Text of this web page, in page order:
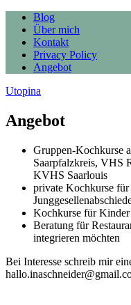
Blog
Über mich
Kontakt
Privacy Policy
Angebot
Utopina
Angebot
Gruppen-Kochkurse
Saarpfalzkreis, VHS
KVHS Saarlouis
private Kochkurse für
Kochkurse für
Beratung für
integrieren möchten
Bei Interesse schreib mir